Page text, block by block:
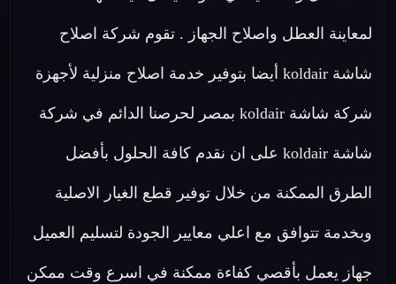
لمعاينة العطل واصلاح الجهاز . تقوم شركة اصلاح
شاشة koldair أيضا بتوفير خدمة اصلاح منزلية لأجهزة
شركة شاشة koldair بمصر لحرصنا الدائم في شركة
شاشة koldair على ان نقدم كافة الحلول بأفضل
الطرق الممكنة من خلال توفير قطع الغيار الاصلية
وبخدمة تتوافق مع اعلي معايير الجودة لتسليم العميل
جهاز يعمل بأقصي كفاءة ممكنة في اسرع وقت ممكن